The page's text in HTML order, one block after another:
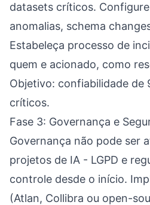
datasets críticos.
anomalias, schema
Estabeleça processo de
quem e acionado, como
Objetivo: confiabilidade de
críticos.
Fase 3: Governança e
Governança não pode ser
projetos de IA - LGPD e
controle desde o início.
(Atlan, Collibra ou open-